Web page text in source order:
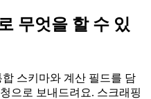
무엇을 할 수 있
합 스키마와 계산 필드를 담
으로 보내드려요. 스크래핑